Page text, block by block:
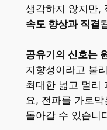
생각하지 않지만,
속도 향상과 직결
공유기의 신호는
지향성이라고 불
최대한 넓고 멀리
요, 전파를 가로
돌아갈 수 있습니